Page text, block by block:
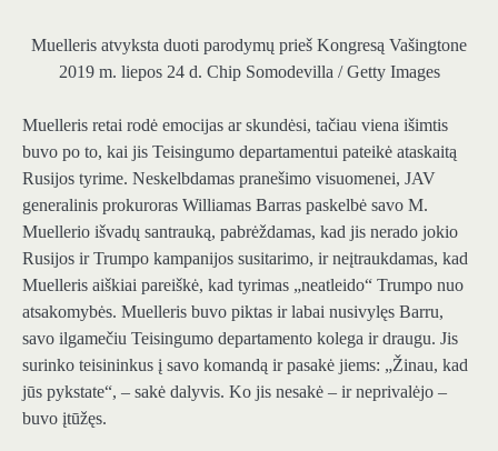
Muelleris atvyksta duoti parodymų prieš Kongresą Vašingtone
2019 m. liepos 24 d. Chip Somodevilla / Getty Images
Muelleris retai rodė emocijas ar skundėsi, tačiau viena išimtis
buvo po to, kai jis Teisingumo departamentui pateikė ataskaitą
Rusijos tyrime. Neskelbdamas pranešimo visuomenei, JAV
generalinis prokuroras Williamas Barras paskelbė savo M.
Muellerio išvadų santrauką, pabrėždamas, kad jis nerado jokio
Rusijos ir Trumpo kampanijos susitarimo, ir neįtraukdamas, kad
Muelleris aiškiai pareiškė, kad tyrimas „neatleido“ Trumpo nuo
atsakomybės. Muelleris buvo piktas ir labai nusivylęs Barru,
savo ilgamečiu Teisingumo departamento kolega ir draugu. Jis
surinko teisininkus į savo komandą ir pasakė jiems: „Žinau, kad
jūs pykstate“, – sakė dalyvis. Ko jis nesakė – ir neprivalėjo –
buvo įtūžęs.